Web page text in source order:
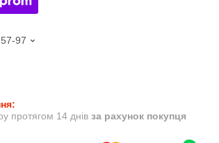
97
протягом 14 днів за рахунок покупця